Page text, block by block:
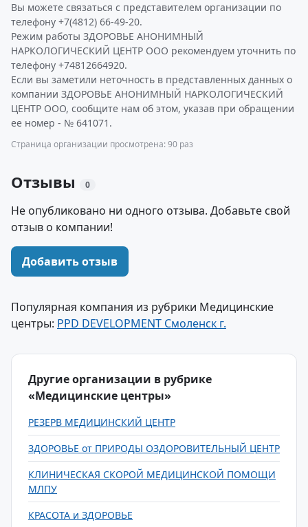
Вы можете связаться с представителем организации по
телефону +7(4812) 66-49-20.
Режим работы ЗДОРОВЬЕ АНОНИМНЫЙ
НАРКОЛОГИЧЕСКИЙ ЦЕНТР ООО рекомендуем уточнить по
телефону +74812664920.
Если вы заметили неточность в представленных данных о
компании ЗДОРОВЬЕ АНОНИМНЫЙ НАРКОЛОГИЧЕСКИЙ
ЦЕНТР ООО, сообщите нам об этом, указав при обращении
ее номер - № 641071.
Страница организации просмотрена: 90 раз
Отзывы 0
Не опубликовано ни одного отзыва. Добавьте свой
отзыв о компании!
Добавить отзыв
Популярная компания из рубрики Медицинские
центры: PPD DEVELOPMENT Смоленск г.
Другие организации в рубрике
«Медицинские центры»
РЕЗЕРВ МЕДИЦИНСКИЙ ЦЕНТР
ЗДОРОВЬЕ от ПРИРОДЫ ОЗДОРОВИТЕЛЬНЫЙ ЦЕНТР
КЛИНИЧЕСКАЯ СКОРОЙ МЕДИЦИНСКОЙ ПОМОЩИ
МЛПУ
КРАСОТА и ЗДОРОВЬЕ